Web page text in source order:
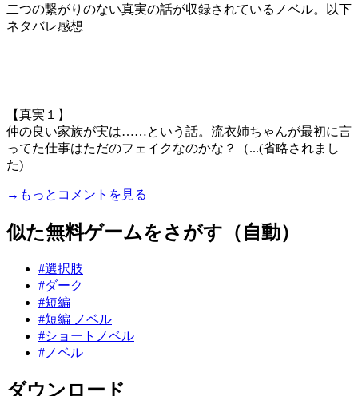
二つの繋がりのない真実の話が収録されているノベル。以下
ネタバレ感想
【真実１】
仲の良い家族が実は……という話。流衣姉ちゃんが最初に言
ってた仕事はただのフェイクなのかな？（...(省略されまし
た)
→もっとコメントを見る
似た無料ゲームをさがす（自動）
#選択肢
#ダーク
#短編
#短編 ノベル
#ショートノベル
#ノベル
ダウンロード